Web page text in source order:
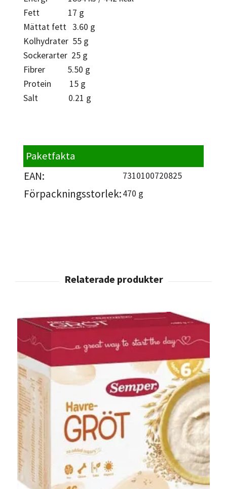
Fett 17 g
Mättat fett 3.60 g
Kolhydrater 55 g
Sockerarter 25 g
Fibrer 5.50 g
Protein 15 g
Salt 0.21 g
Paketfakta
EAN: 7310100720825
Förpackningsstorlek:470 g